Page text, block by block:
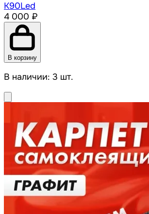
К90Led
4 000 ₽
В корзину
В наличии: 3 шт.